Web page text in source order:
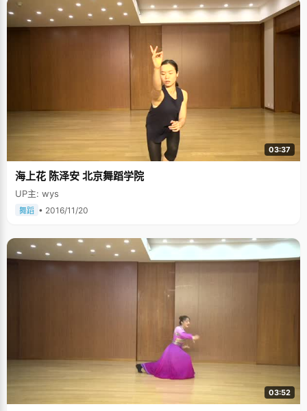
03:37
海上花 陈泽安 北京舞蹈学院
UP主: wys
舞蹈 • 2016/11/20
03:52